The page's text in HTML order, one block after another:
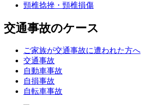
頸椎捻挫・頸椎損傷
交通事故のケース
ご家族が交通事故に遭われた方へ
交通事故
自動車事故
自損事故
自転車事故